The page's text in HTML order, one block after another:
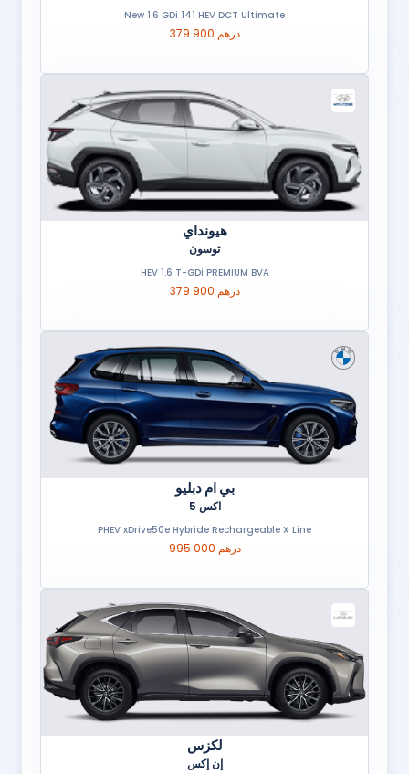
New 1.6 GDi 141 HEV DCT Ultimate
379 900 درهم
هيونداي
توسون
HEV 1.6 T-GDi PREMIUM BVA
379 900 درهم
بي ام دبليو
اكس 5
PHEV xDrive50e Hybride Rechargeable X Line
995 000 درهم
لكزس
إن إكس